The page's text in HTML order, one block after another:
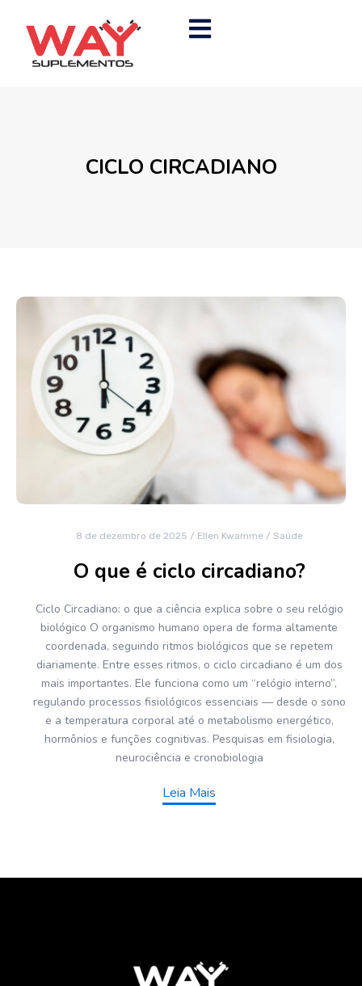
CICLO CIRCADIANO
8 de dezembro de 2025 / Ellen Kwamme / Saúde
O que é ciclo circadiano?
Ciclo Circadiano: o que a ciência explica sobre o seu relógio
biológico O organismo humano opera de forma altamente
coordenada, seguindo ritmos biológicos que se repetem
diariamente. Entre esses ritmos, o ciclo circadiano é um dos
mais importantes. Ele funciona como um “relógio interno”,
regulando processos fisiológicos essenciais — desde o sono
e a temperatura corporal até o metabolismo energético,
hormônios e funções cognitivas. Pesquisas em fisiologia,
neurociência e cronobiologia
Leia Mais